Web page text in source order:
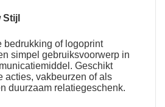
bedrukking of logoprint
simpel gebruiksvoorwerp in
Geschikt
acties, vakbeurzen of als
duurzaam relatiegeschenk.